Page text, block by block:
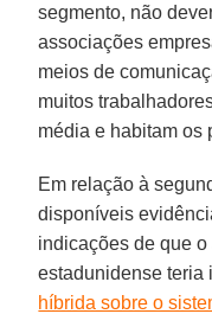
segmento, não
associações
meios de
muitos
média e habitam os
Em relação à
disponíveis
indicações de que
estadunidense
híbrida sobre o